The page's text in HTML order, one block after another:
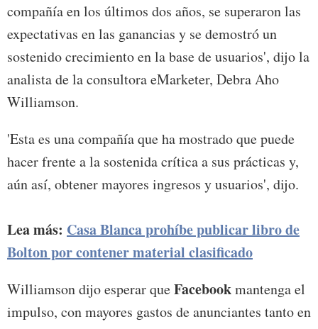
compañía en los últimos dos años, se superaron las
expectativas en las ganancias y se demostró un
sostenido crecimiento en la base de usuarios', dijo la
analista de la consultora eMarketer, Debra Aho
Williamson.
'Esta es una compañía que ha mostrado que puede
hacer frente a la sostenida crítica a sus prácticas y,
aún así, obtener mayores ingresos y usuarios', dijo.
Lea más: Casa Blanca prohíbe publicar libro de
Bolton por contener material clasificado
Williamson dijo esperar queFacebookmantenga el
impulso, con mayores gastos de anunciantes tanto en